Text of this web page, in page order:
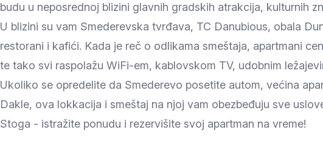
Ruma Temerin
Sremski Karlovci Kosmaj
Zlatar Prokuplje
budu u neposrednoj blizini glavnih gradskih atrakcija, kulturnih
U blizini su vam Smederevska tvrđava, TC Danubious, obala
restorani i kafići. Kada je reč o odlikama smeštaja, apartmani
te tako svi raspolažu WiFi-em, kablovskom TV, udobnim
Ukoliko se opredelite da Smederevo posetite autom, većina
Dakle, ova lokkacija i smeštaj na njoj vam obezbeđuju sve
Stoga - istražite ponudu i rezervišite svoj apartman na vreme!